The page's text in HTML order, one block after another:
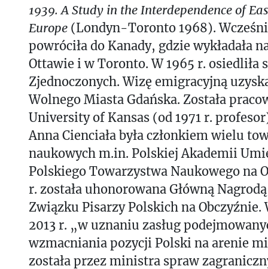
1939. A Study in the Interdependence of
Europe (Londyn-Toronto 1968).
powróciła do Kanady, gdzie wykładała
Ottawie i w Toronto. W 1965 r. osiedliła
Zjednoczonych. Wizę emigracyjną
Wolnego Miasta Gdańska. Została
University of Kansas (od 1971 r.
Anna Cienciała była członkiem wielu
naukowych m.in. Polskiej Akademii
Polskiego Towarzystwa Naukowego na
r. została uhonorowana Główną
Związku Pisarzy Polskich na
2013 r. „w uznaniu zasług
wzmacniania pozycji Polski na arenie
została przez ministra spraw